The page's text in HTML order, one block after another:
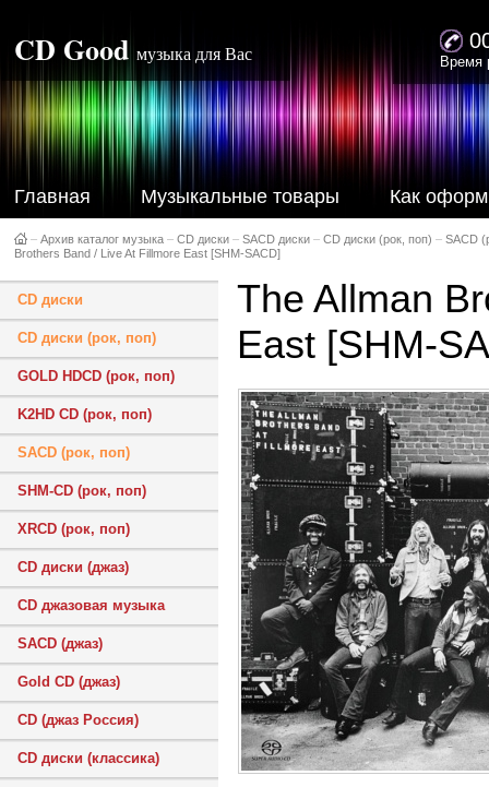
CD Good музыка для Вас Время
Главная Музыкальные товары Как
– Архив каталог музыка – CD диски – SACD диски – CD диски (рок, поп) – SACD
Brothers Band / Live At Fillmore East [SHM-SACD]
CD диски
CD диски (рок, поп)
GOLD HDCD (рок, поп)
K2HD CD (рок, поп)
SACD (рок, поп)
SHM-CD (рок, поп)
XRCD (рок, поп)
CD диски (джаз)
CD джазовая музыка
SACD (джаз)
Gold CD (джаз)
CD (джаз Россия)
CD диски (классика)
The Allman
East [SHM-